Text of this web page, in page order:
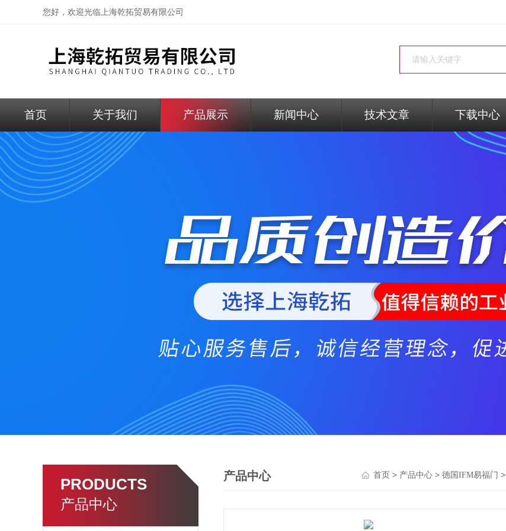
您好，欢迎光临上海乾拓贸易有限公司
首页 关于我们 产品展示 新闻中心 技术文章 下载中心
PRODUCTS
产品中心
产品中心 首页 > 产品中心 > 德国IFM易福门 >